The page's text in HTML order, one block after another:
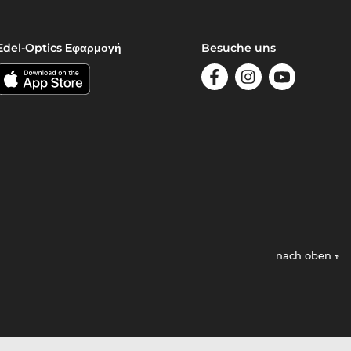
Optics Εφαρμογή Besuche uns
nach oben